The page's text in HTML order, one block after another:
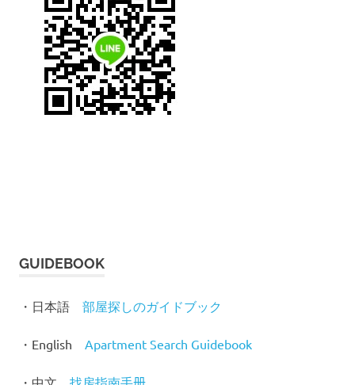
GUIDEBOOK
・日本語 部屋探しのガイドブック
・English Apartment Search Guidebook